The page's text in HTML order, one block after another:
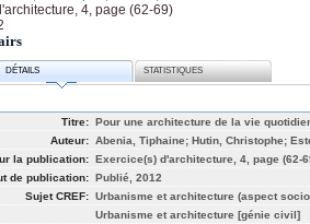
4, page (62-69)
DÉTAILS STATISTIQUES
Titre: Pour une architecture de la vie
Auteur: Abenia, Tiphaine; Hutin, Christophe;
la publication: Exercice(s) d'architecture, 4, page (62-
de publication: Publié, 2012
Sujet CREF: Urbanisme et architecture (aspect
Urbanisme et architecture [génie civil]